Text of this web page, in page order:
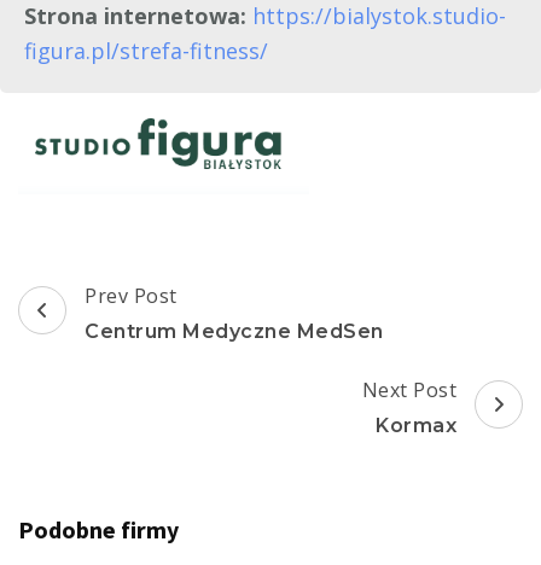
Strona internetowa: https://bialystok.studio-
figura.pl/strefa-fitness/
Post
Navigation
Prev Post
Centrum Medyczne MedSen
Next Post
Kormax
Podobne firmy